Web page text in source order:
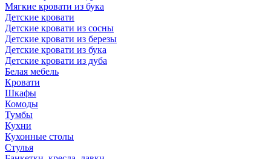
Мягкие кровати из бука
Детские кровати
Детские кровати из сосны
Детские кровати из березы
Детские кровати из бука
Детские кровати из дуба
Белая мебель
Кровати
Шкафы
Комоды
Тумбы
Кухни
Кухонные столы
Стулья